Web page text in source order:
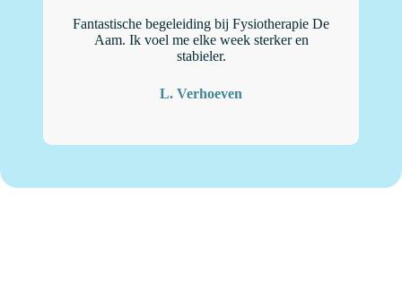
Fantastische begeleiding bij Fysiotherapie De
Aam. Ik voel me elke week sterker en
stabieler.
L. Verhoeven